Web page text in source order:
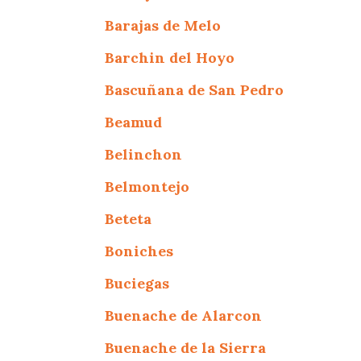
Barajas de Melo
Barchin del Hoyo
Bascuñana de San Pedro
Beamud
Belinchon
Belmontejo
Beteta
Boniches
Buciegas
Buenache de Alarcon
Buenache de la Sierra